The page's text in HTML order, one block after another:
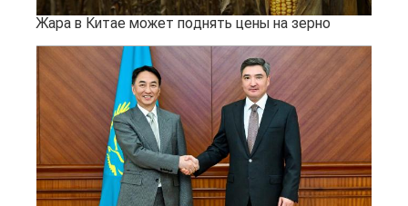
Жара в Китае может поднять цены на зерно